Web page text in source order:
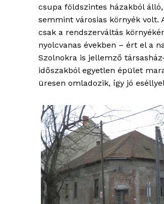
csupa földszintes házakból
semmint városias környék volt.
csak a rendszerváltás
nyolcvanas években – ért el a
Szolnokra is jellemző
időszakból egyetlen épület
üresen omladozik, így jó